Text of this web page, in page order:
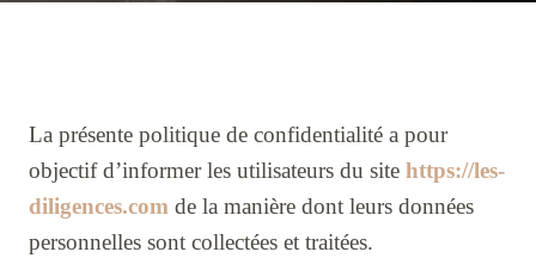
La présente politique de confidentialité a pour
objectif d’informer les utilisateurs du site https://les-
diligences.com de la manière dont leurs données
personnelles sont collectées et traitées.